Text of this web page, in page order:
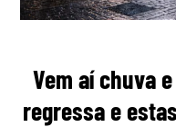
Vem aí chuva
regressa e